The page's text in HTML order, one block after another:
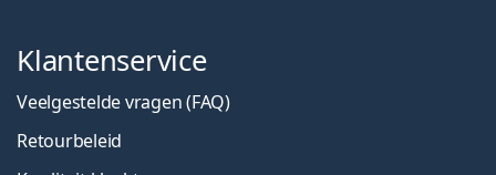
Klantenservice
Veelgestelde vragen (FAQ)
Retourbeleid